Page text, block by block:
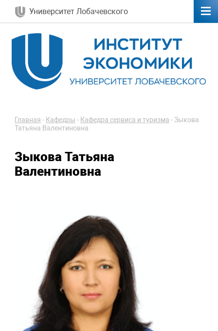
Университет Лобачевского
Главная - Кафедры - Кафедра сервиса и туризма -Зыкова
Татьяна Валентиновна
Зыкова Татьяна
Валентиновна